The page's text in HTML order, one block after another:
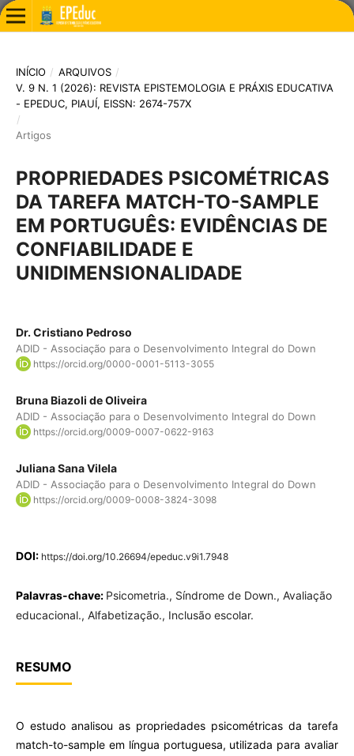
INÍCIO / ARQUIVOS /
V. 9 N. 1 (2026): REVISTA EPISTEMOLOGIA E PRÁXIS EDUCATIVA
- EPEDUC, PIAUÍ, EISSN: 2674-757X
/
Artigos
PROPRIEDADES PSICOMÉTRICAS
DA TAREFA MATCH-TO-SAMPLE
EM PORTUGUÊS: EVIDÊNCIAS DE
CONFIABILIDADE E
UNIDIMENSIONALIDADE
Dr. Cristiano Pedroso
ADID - Associação para o Desenvolvimento Integral do Down
https://orcid.org/0000-0001-5113-3055
Bruna Biazoli de Oliveira
ADID - Associação para o Desenvolvimento Integral do Down
https://orcid.org/0009-0007-0622-9163
Juliana Sana Vilela
ADID - Associação para o Desenvolvimento Integral do Down
https://orcid.org/0009-0008-3824-3098
DOI: https://doi.org/10.26694/epeduc.v9i1.7948
Palavras-chave: Psicometria., Síndrome de Down., Avaliação
educacional., Alfabetização., Inclusão escolar.
RESUMO
O estudo analisou as propriedades psicométricas da tarefa
match-to-sample em língua portuguesa, utilizada para avaliar